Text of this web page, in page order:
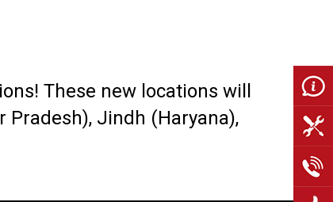
These new locations will
Jindh (Haryana),